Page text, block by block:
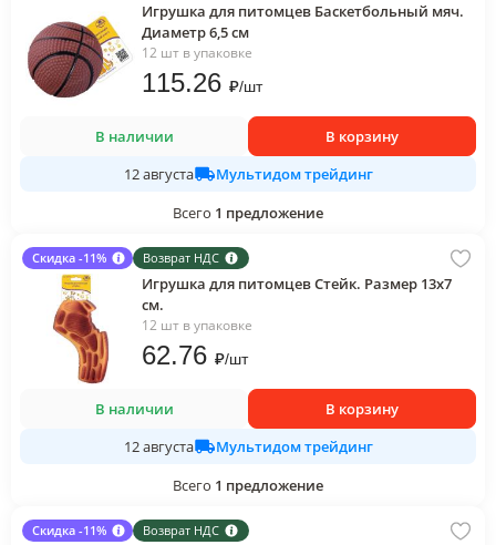
Игрушка для питомцев Баскетбольный мяч.
Диаметр 6,5 см
12 шт в упаковке
115.26 ₽/шт
В наличии
В корзину
12 августа
Мультидом трейдинг
Всего 1 предложение
Скидка -11% Возврат НДС
Игрушка для питомцев Стейк. Размер 13х7
см.
12 шт в упаковке
62.76 ₽/шт
В наличии
В корзину
12 августа
Мультидом трейдинг
Всего 1 предложение
Скидка -11% Возврат НДС